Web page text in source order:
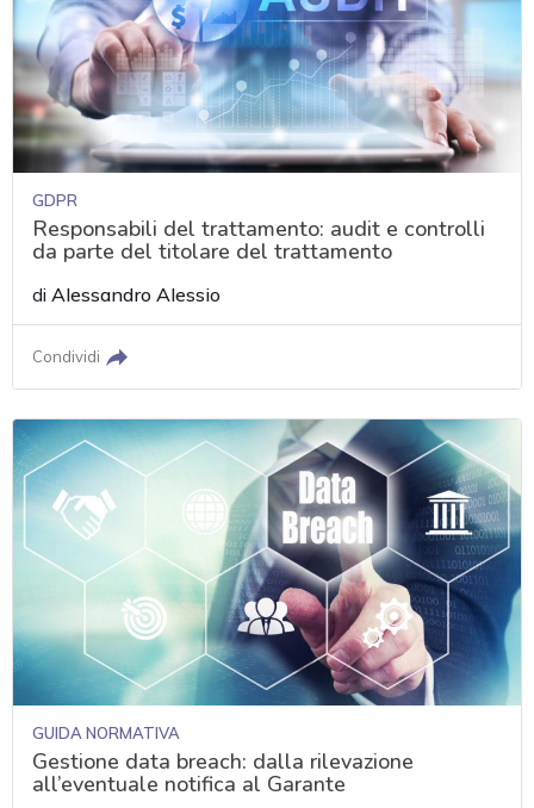
GDPR
Responsabili del trattamento: audit e controlli
da parte del titolare del trattamento
diAlessandro Alessio
Condividi
GUIDA NORMATIVA
Gestione data breach: dalla rilevazione
all’eventuale notifica al Garante